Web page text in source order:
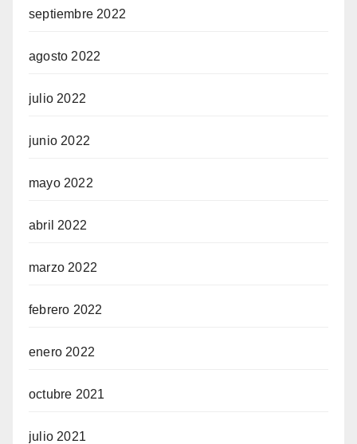
septiembre 2022
agosto 2022
julio 2022
junio 2022
mayo 2022
abril 2022
marzo 2022
febrero 2022
enero 2022
octubre 2021
julio 2021